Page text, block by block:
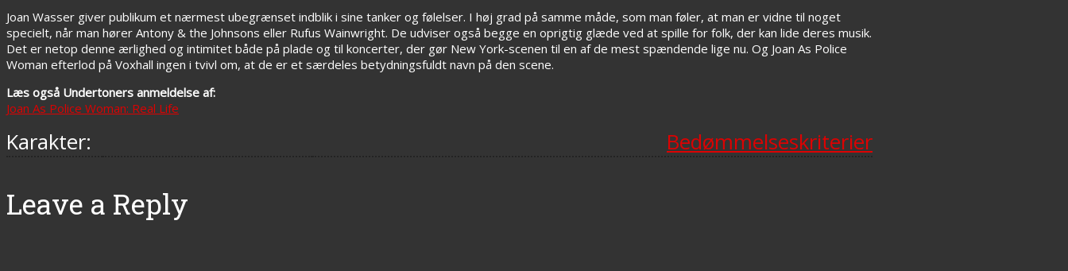
Joan Wasser giver publikum et nærmest ubegrænset indblik i sine tanker og følelser. I høj grad på samme måde, som man føler, at man er vidne til noget
specielt, når man hører Antony & the Johnsons eller Rufus Wainwright. De udviser også begge en oprigtig glæde ved at spille for folk, der kan lide deres musik.
Det er netop denne ærlighed og intimitet både på plade og til koncerter, der gør New York-scenen til en af de mest spændende lige nu. Og Joan As Police
Woman efterlod på Voxhall ingen i tvivl om, at de er et særdeles betydningsfuldt navn på den scene.
Læs også Undertoners anmeldelse af:
Joan As Police Woman: Real Life
Karakter: Bedømmelseskriterier
Leave a Reply